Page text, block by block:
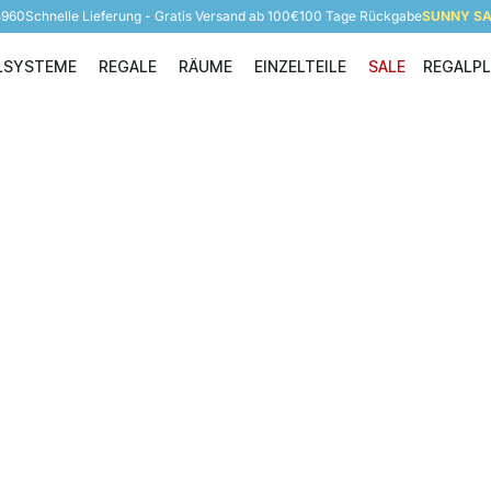
Schnelle Lieferung - Gratis Versand ab 100€100 Tage RückgabeSUNNY
Regalsysteme
REGALE
Regale
RÄUME
Räume
EINZELTEILE
Einzelteile
SALE